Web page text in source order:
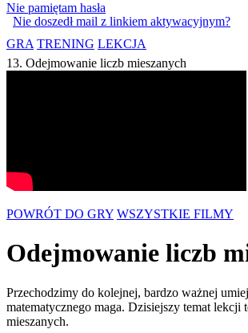
Nie pamiętam hasła
Nie doszedł mail z linkiem aktywacyjnym?
GRA TRENING LEKCJA
13. Odejmowanie liczb mieszanych
POWRÓT DO GRY WSZYSTKIE FILMY
Odejmowanie liczb
Przechodzimy do kolejnej, bardzo ważnej
matematycznego maga. Dzisiejszy temat lekcji
mieszanych.